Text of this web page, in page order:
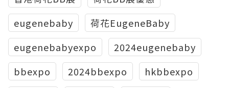
eugenebaby
荷花EugeneBaby
eugenebabyexpo
2024eugenebaby
bbexpo
2024bbexpo
hkbbexpo